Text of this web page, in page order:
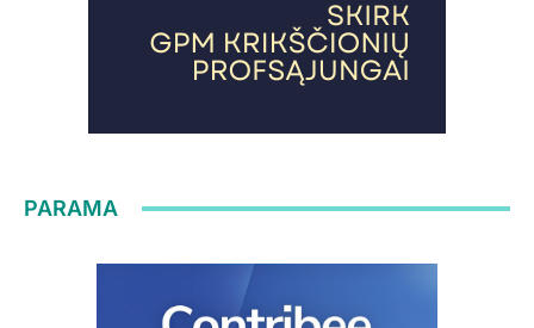
PARAMA